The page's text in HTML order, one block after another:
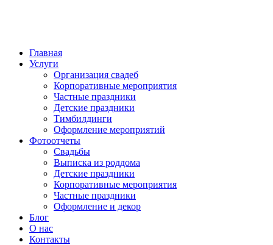
Главная
Услуги
Организация свадеб
Корпоративные мероприятия
Частные праздники
Детские праздники
Тимбилдинги
Оформление мероприятий
Фотоотчеты
Cвадьбы
Выписка из роддома
Детские праздники
Корпоративные мероприятия
Частные праздники
Оформление и декор
Блог
О нас
Контакты